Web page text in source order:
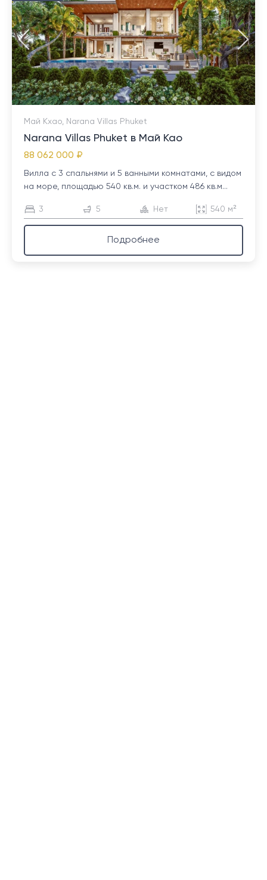
Май Кхао, Narana Villas Phuket
Narana Villas Phuket в Май Као
88 062 000 ₽
Вилла с 3 спальнями и 5 ванными комнатами, с видом
на море, площадью 540 кв.м. и участком 486 кв.м...
3 5 Нет 540 м²
Подробнее